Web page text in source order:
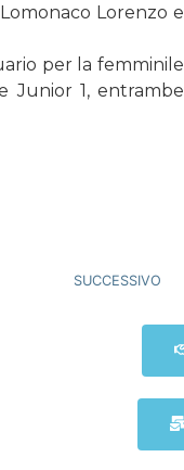
Lorenzo e
per la femminile
Junior 1, entrambe
SUCCESSIVO